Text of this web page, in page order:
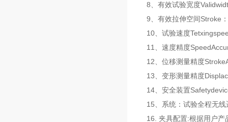
8、有效试验宽度
9、有效拉伸空间Stroke
10、试验速度
11、速度精度
12、位移测量精度
13、变形测量精度
14、安全装置
15、系统：试验全程无
16. 夹具配置:根据用户产